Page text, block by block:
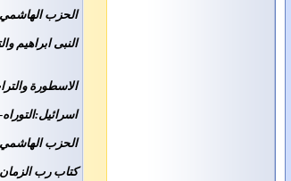
الحزب
النبى ابراهيم
الاسطورة
الحزب الهاشمي
كتاب رب الزمان